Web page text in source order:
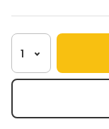
housses/drap-
housse-
160x200cm-
blanc-
1